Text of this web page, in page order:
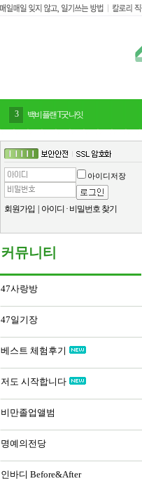
4 감말랭이
아이디저장
회원가입 아이디 · 비밀번호 찾기
커뮤니티
47사랑방
47일기장
베스트 체험후기
저도 시작합니다
비만졸업앨범
명예의전당
인바디 Before&After